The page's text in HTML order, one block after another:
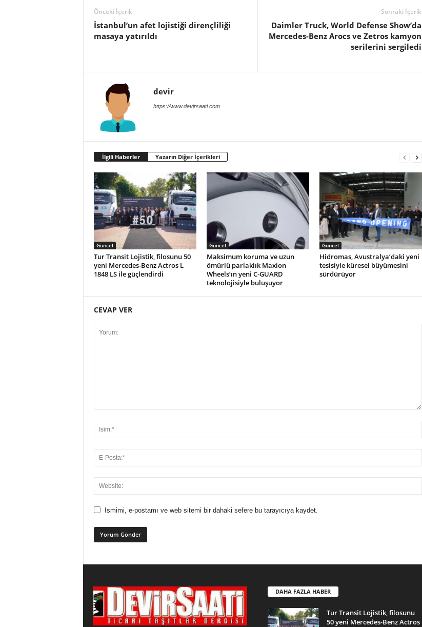
Önceki İçerik
İstanbul’un afet lojistiği dirençliliği
masaya yatırıldı
Sonraki İçerik
Daimler Truck, World Defense Show’da
Mercedes-Benz Arocs ve Zetros kamyon
serilerini sergiledi
devir
https://www.devirsaati.com
İlgili Haberler Yazarın Diğer İçerikleri
Güncel
Tur Transit Lojistik, filosunu 50
yeni Mercedes-Benz Actros L
1848 LS ile güçlendirdi
Güncel
Maksimum koruma ve uzun
ömürlü parlaklık Maxion
Wheels’ın yeni C-GUARD
teknolojisiyle buluşuyor
Güncel
Hidromas, Avustralya’daki yeni
tesisiyle küresel büyümesini
sürdürüyor
CEVAP VER
Ismimi, e-postamı ve web sitemi bir dahaki sefere bu tarayıcıya kaydet.
DAHA FAZLA HABER
Tur Transit Lojistik, filosunu
50 yeni Mercedes-Benz Actros